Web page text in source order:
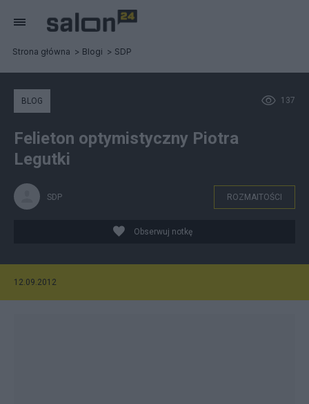
Strona główna Blogi SDP
137
BLOG
Felieton optymistyczny Piotra
Legutki
SDP ROZMAITOŚCI
Obserwuj notkę
12.09.2012